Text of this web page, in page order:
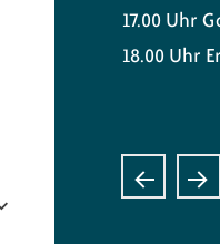
17.00 Uhr
18.00 Uhr